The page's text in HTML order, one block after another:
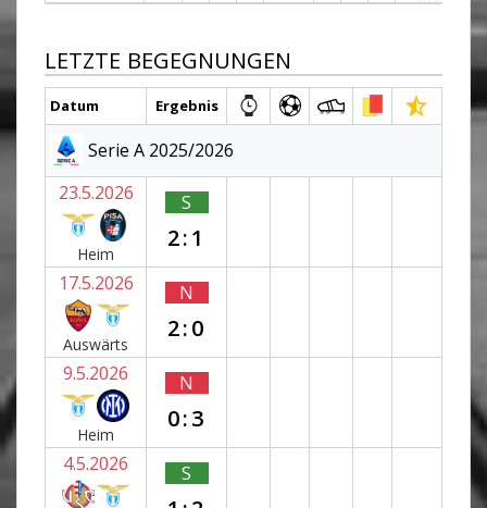
LETZTE BEGEGNUNGEN
Datum Ergebnis
Serie A 2025/2026
23.5.2026
Heim
S
2:1
17.5.2026
Auswärts
N
2:0
9.5.2026
Heim
N
0:3
4.5.2026 S